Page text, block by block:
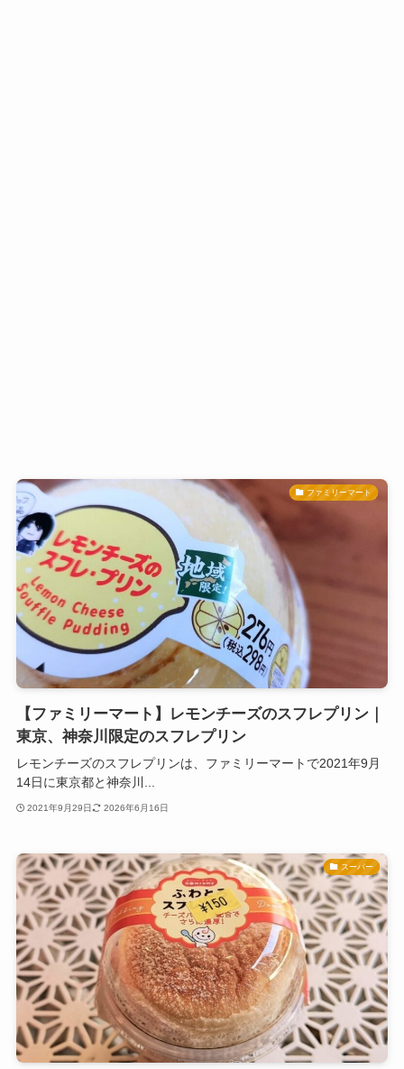
ファミリーマート
【ファミリーマート】レモンチーズのスフレプリン｜
東京、神奈川限定のスフレプリン
レモンチーズのスフレプリンは、ファミリーマートで2021年9月
14日に東京都と神奈川...
2021年9月29日 2026年6月16日
スーパー